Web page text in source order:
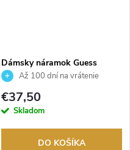
Dámsky náramok Guess
JUBB04557JWYGS
Až 100 dní na vrátenie
€37,50
Skladom
DO KOŠÍKA